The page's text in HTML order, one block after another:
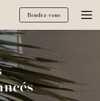
Rendez-vous